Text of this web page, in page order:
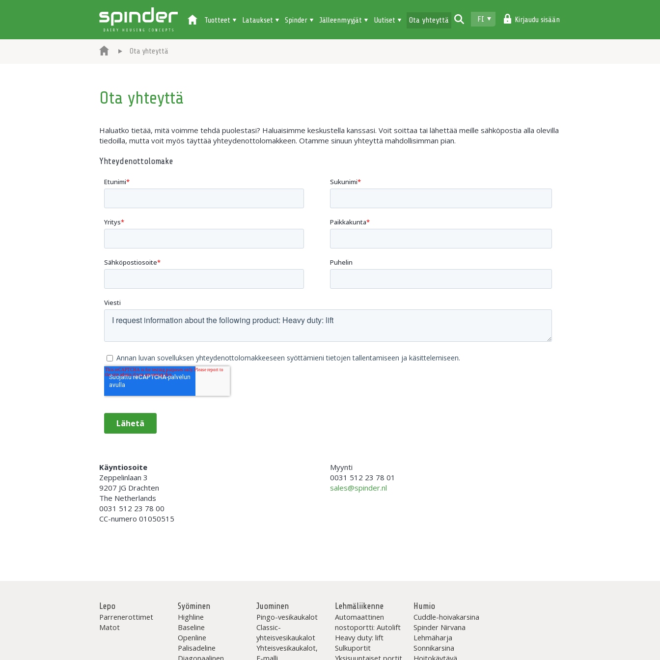
FI Kirjaudu sisään
Tuotteet Lataukset Spinder Jälleenmyyjät Uutiset Ota yhteyttä
Ota yhteyttä
Ota yhteyttä
Haluatko tietää, mitä voimme tehdä puolestasi? Haluaisimme keskustella kanssasi. Voit soittaa tai lähettää meille sähköpostia alla olevilla
tiedoilla, mutta voit myös täyttää yhteydenottolomakkeen. Otamme sinuun yhteyttä mahdollisimman pian.
Yhteydenottolomake
Käyntiosoite
Zeppelinlaan 3
9207 JG Drachten
The Netherlands
0031 512 23 78 00
CC-numero 01050515
Myynti
0031 512 23 78 01
sales@spinder.nl
Lepo
Parrenerottimet
Matot
Syöminen
Highline
Baseline
Openline
Palisadeline
Diagonaalinen
Juominen
Pingo-vesikaukalot
Classic-
yhteisvesikaukalot
Yhteisvesikaukalot,
F-malli
Lehmäliikenne
Automaattinen
nostoportti: Autolift
Heavy duty: lift
Sulkuportit
Yksisuuntaiset portit
Humio
Cuddle-hoivakarsina
Spinder Nirvana
Lehmäharja
Sonnikarsina
Hoitokäytävä